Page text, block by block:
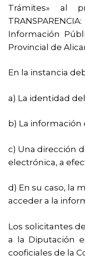
Trámites» al
Información
Provincial de
En la instancia
a) La identidad
b) La información
c) Una dirección
electrónica, a
d) En su caso, la
acceder a la
Los solicitantes
a la Diputación
cooficiales de la